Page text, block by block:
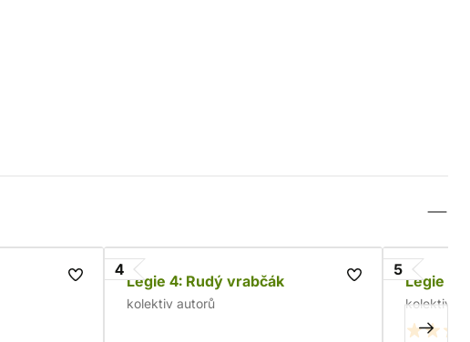
4
Legie 4: Rudý vrabčák
kolektiv autorů
5
Legie 5:
kolektiv